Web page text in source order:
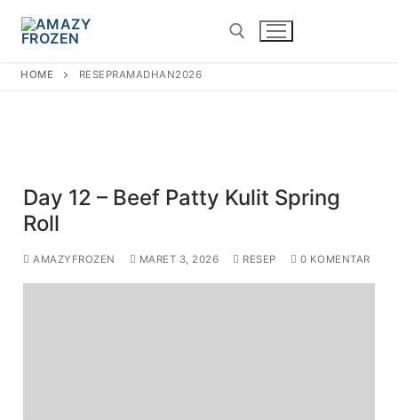
ResepRamadhan2026
HOME RESEPRAMADHAN2026
Day 12 – Beef Patty Kulit Spring
Roll
AMAZYFROZEN MARET 3, 2026 RESEP 0 KOMENTAR